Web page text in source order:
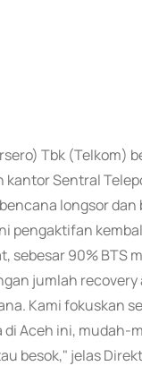
Tbk (Telkom)
Sentral
longsor
pengaktifan
sebesar 90% BTS
jumlah recovery
Kami fokuskan
Aceh ini,
besok," jelas